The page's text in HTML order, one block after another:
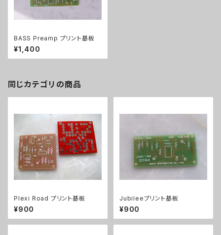
BASS Preamp プリント基板
¥1,400
同じカテゴリの商品
Plexi Road プリント基板
¥900
Jubileeプリント基板
¥900